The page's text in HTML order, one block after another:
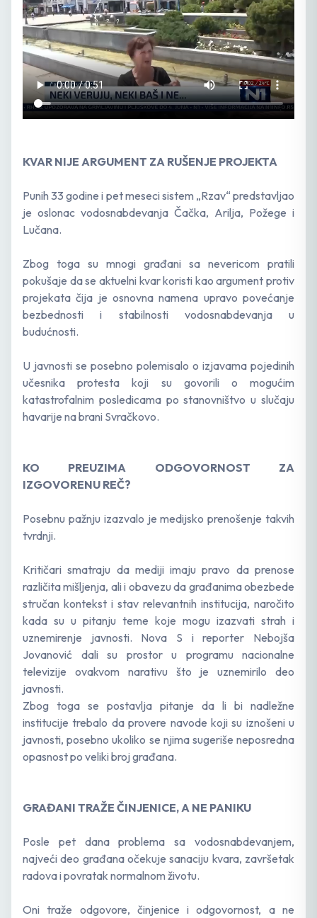
KVAR NIJE ARGUMENT ZA RUŠENJE PROJEKTA
Punih 33 godine i pet meseci sistem „Rzav“ predstavljao
je oslonac vodosnabdevanja Čačka, Arilja, Požege i
Lučana.
Zbog toga su mnogi građani sa nevericom pratili
pokušaje da se aktuelni kvar koristi kao argument protiv
projekata čija je osnovna namena upravo povećanje
bezbednosti i stabilnosti vodosnabdevanja u
budućnosti.
U javnosti se posebno polemisalo o izjavama pojedinih
učesnika protesta koji su govorili o mogućim
katastrofalnim posledicama po stanovništvo u slučaju
havarije na brani Svračkovo.
KO PREUZIMA ODGOVORNOST ZA
IZGOVORENU REČ?
Posebnu pažnju izazvalo je medijsko prenošenje takvih
tvrdnji.
Kritičari smatraju da mediji imaju pravo da prenose
različita mišljenja, ali i obavezu da građanima obezbede
stručan kontekst i stav relevantnih institucija, naročito
kada su u pitanju teme koje mogu izazvati strah i
uznemirenje javnosti. Nova S i reporter Nebojša
Jovanović dali su prostor u programu nacionalne
televizije ovakvom narativu što je uznemirilo deo
javnosti.
Zbog toga se postavlja pitanje da li bi nadležne
institucije trebalo da provere navode koji su iznošeni u
javnosti, posebno ukoliko se njima sugeriše neposredna
opasnost po veliki broj građana.
GRAĐANI TRAŽE ČINJENICE, A NE PANIKU
Posle pet dana problema sa vodosnabdevanjem,
najveći deo građana očekuje sanaciju kvara, završetak
radova i povratak normalnom životu.
Oni traže odgovore, činjenice i odgovornost, a ne